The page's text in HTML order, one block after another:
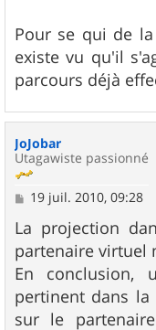
Pour se qui de
existe vu qu'il
parcours déjà
JoJobar
Utagawiste passionné
M
s
s
a
g
e
19 juil. 2010, 09:28
La projection
partenaire virtuel
En conclusion,
pertinent dans
sur le